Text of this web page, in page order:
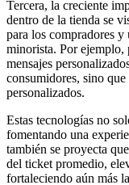
Tercera, la creciente
dentro de la tienda se
para los compradores
minorista. Por ejemplo,
mensajes
consumidores, sino
personalizados.
Estas tecnologías no
fomentando una
también se proyecta
del ticket promedio,
fortaleciendo aún más